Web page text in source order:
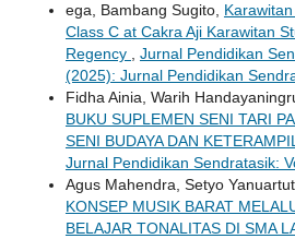
ega, Bambang Sugito,
Class C at Cakra Aji Karawitan
Regency , Jurnal Pendidikan
(2025): Jurnal Pendidikan
Fidha Ainia, Warih
BUKU SUPLEMEN SENI TARI
SENI BUDAYA DAN
Jurnal Pendidikan Sendratasik:
Agus Mahendra, Setyo
KONSEP MUSIK BARAT
BELAJAR TONALITAS DI SMA